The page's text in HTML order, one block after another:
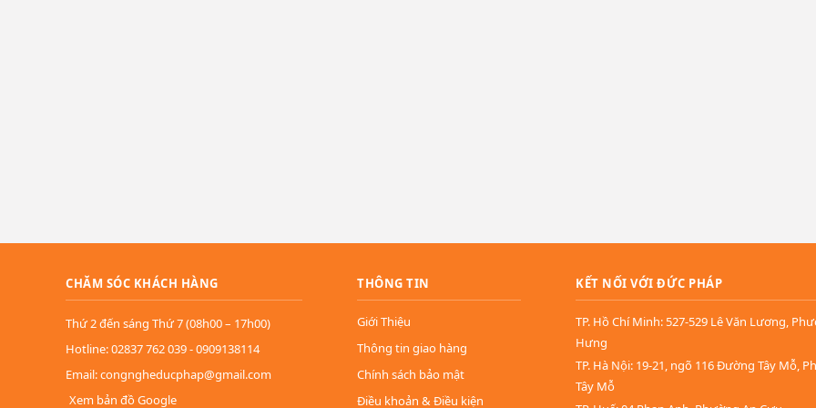
CHĂM SÓC KHÁCH HÀNG
Thứ 2 đến sáng Thứ 7 (08h00 – 17h00)
Hotline: 02837 762 039 - 0909138114
Email: congngheducphap@gmail.com
Xem bản đồ Google
THÔNG TIN
Giới Thiệu
Thông tin giao hàng
Chính sách bảo mật
Điều khoản & Điều kiện
KẾT NỐI VỚI ĐỨC PHÁP
TP. Hồ Chí Minh: 527-529 Lê Văn Lương,
Hưng
TP. Hà Nội: 19-21, ngõ 116 Đường Tây Mỗ,
Tây Mỗ